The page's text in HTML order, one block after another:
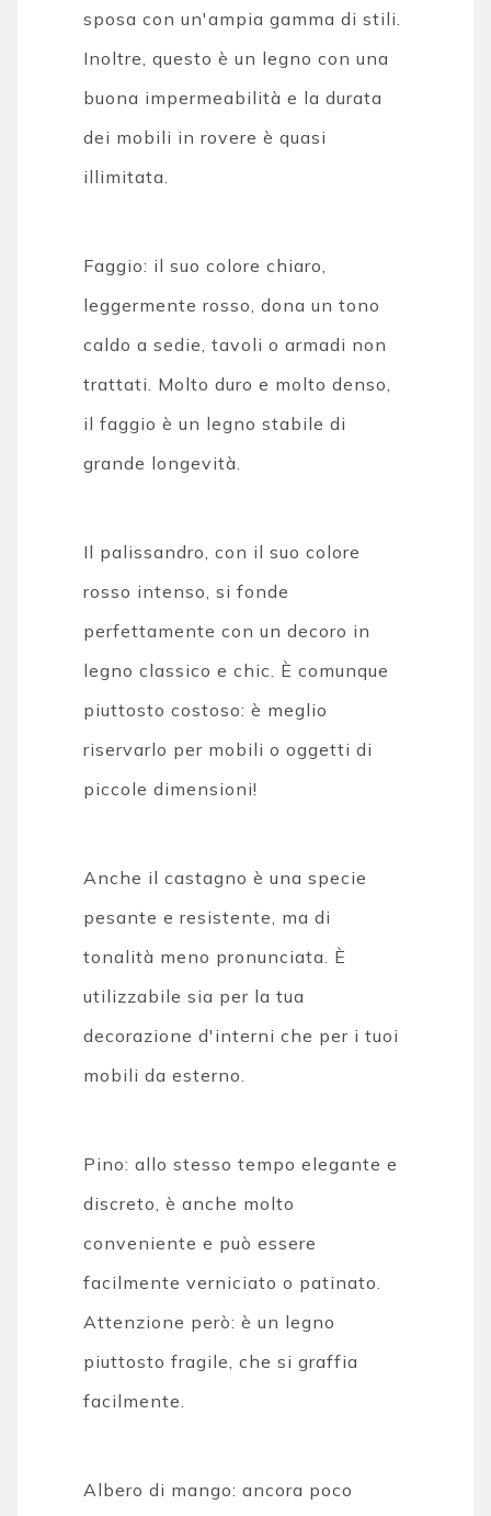
sposa con un'ampia gamma di stili.
Inoltre, questo è un legno con una
buona impermeabilità e la durata
dei mobili in rovere è quasi
illimitata.
Faggio: il suo colore chiaro,
leggermente rosso, dona un tono
caldo a sedie, tavoli o armadi non
trattati. Molto duro e molto denso,
il faggio è un legno stabile di
grande longevità.
Il palissandro, con il suo colore
rosso intenso, si fonde
perfettamente con un decoro in
legno classico e chic. È comunque
piuttosto costoso: è meglio
riservarlo per mobili o oggetti di
piccole dimensioni!
Anche il castagno è una specie
pesante e resistente, ma di
tonalità meno pronunciata. È
utilizzabile sia per la tua
decorazione d'interni che per i tuoi
mobili da esterno.
Pino: allo stesso tempo elegante e
discreto, è anche molto
conveniente e può essere
facilmente verniciato o patinato.
Attenzione però: è un legno
piuttosto fragile, che si graffia
facilmente.
Albero di mango: ancora poco